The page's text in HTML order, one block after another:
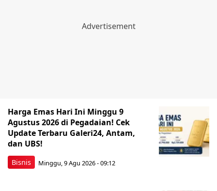
Bisnis
Harga Emas Hari Ini Minggu 9
Agustus 2026 di Pegadaian! Cek
Update Terbaru Galeri24, Antam,
dan UBS!
Minggu, 9 Agu 2026 - 09:12